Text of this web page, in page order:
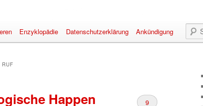
springen
springen
Enzyklopädie Datenschutzerklärung Ankündigung
RUF
Happen
9